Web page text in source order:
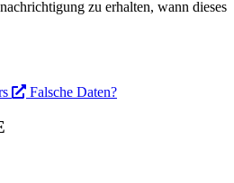
zu erhalten, wann dieses
Falsche Daten?